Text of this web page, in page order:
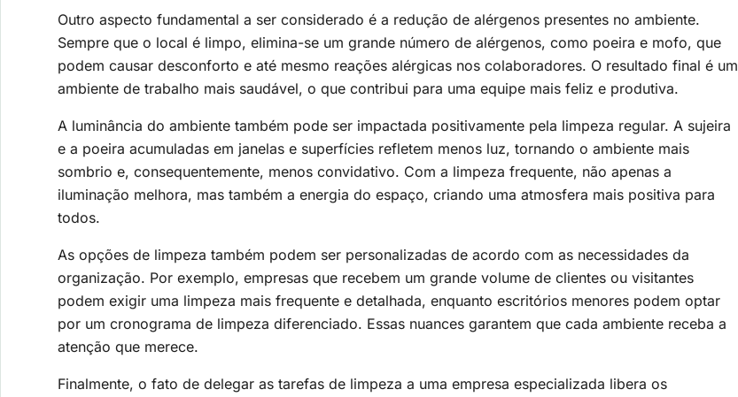
Outro aspecto fundamental a ser considerado é a redução de alérgenos presentes no ambiente.
Sempre que o local é limpo, elimina-se um grande número de alérgenos, como poeira e mofo, que
podem causar desconforto e até mesmo reações alérgicas nos colaboradores. O resultado final é um
ambiente de trabalho mais saudável, o que contribui para uma equipe mais feliz e produtiva.
A luminância do ambiente também pode ser impactada positivamente pela limpeza regular. A sujeira
e a poeira acumuladas em janelas e superfícies refletem menos luz, tornando o ambiente mais
sombrio e, consequentemente, menos convidativo. Com a limpeza frequente, não apenas a
iluminação melhora, mas também a energia do espaço, criando uma atmosfera mais positiva para
todos.
As opções de limpeza também podem ser personalizadas de acordo com as necessidades da
organização. Por exemplo, empresas que recebem um grande volume de clientes ou visitantes
podem exigir uma limpeza mais frequente e detalhada, enquanto escritórios menores podem optar
por um cronograma de limpeza diferenciado. Essas nuances garantem que cada ambiente receba a
atenção que merece.
Finalmente, o fato de delegar as tarefas de limpeza a uma empresa especializada libera os